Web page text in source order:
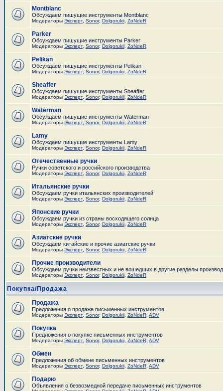
Montblanc
Обсуждаем пишущие инструменты Montblanc
Модераторы Эксперт, Sonor, Dolgorukii ZoNdeR
Parker
Обсуждаем пишущие инструменты Parker
Модераторы Эксперт, Sonor, Dolgorukii ZoNdeR
Pelikan
Обсуждаем пишущие инструменты Pelikan
Модераторы Эксперт, Sonor, Dolgorukii ZoNdeR
Sheaffer
Обсуждаем пишущие инструменты Sheaffer
Модераторы Эксперт, Sonor, Dolgorukii ZoNdeR
Waterman
Обсуждаем пишущие инструменты Waterman
Модераторы Эксперт, Sonor, Dolgorukii ZoNdeR
Lamy
Обсуждаем пишущие инструменты Lamy
Модераторы Эксперт, Sonor, Dolgorukii ZoNdeR
Отечественные ручки
Ручки советского и российского производства
Модераторы Эксперт, Sonor, Dolgorukii ZoNdeR
Итальянские ручки
Обсуждаем ручки итальянских производителей
Модераторы Эксперт, Sonor, Dolgorukii ZoNdeR
Японские ручки
Обсуждаем ручки из страны восходящего солнца
Модераторы Эксперт, Sonor, Dolgorukii ZoNdeR
Азиатские ручки
Обсуждаем китайские и прочие азиатские ручки
Модераторы Эксперт, Sonor, Dolgorukii ZoNdeR
Прочие производители
Обсуждаем ручки неизвестных и не вошедших в другие разделы
Модераторы Эксперт, Sonor, Dolgorukii ZoNdeR
Покупка/Продажа
Продажа
Предложения о продаже письменных инструментов
Модераторы Эксперт, Sonor, Dolgorukii ZoNdeR ADV
Покупка
Предложения о покупке письменных инструментов
Модераторы Эксперт, Sonor, Dolgorukii ZoNdeR ADV
Обмен
Предложения об обмене письменных инструментов
Модераторы Эксперт, Sonor, Dolgorukii ZoNdeR ADV
Подарю
Объявления о безвозмедной передаче письменных инструментов